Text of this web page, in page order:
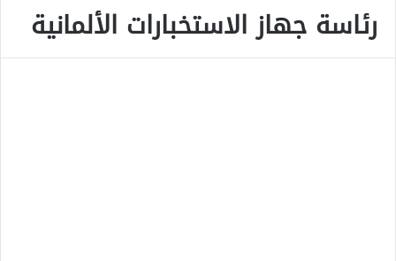
رئاسة جهاز الاستخبارات الألمانية